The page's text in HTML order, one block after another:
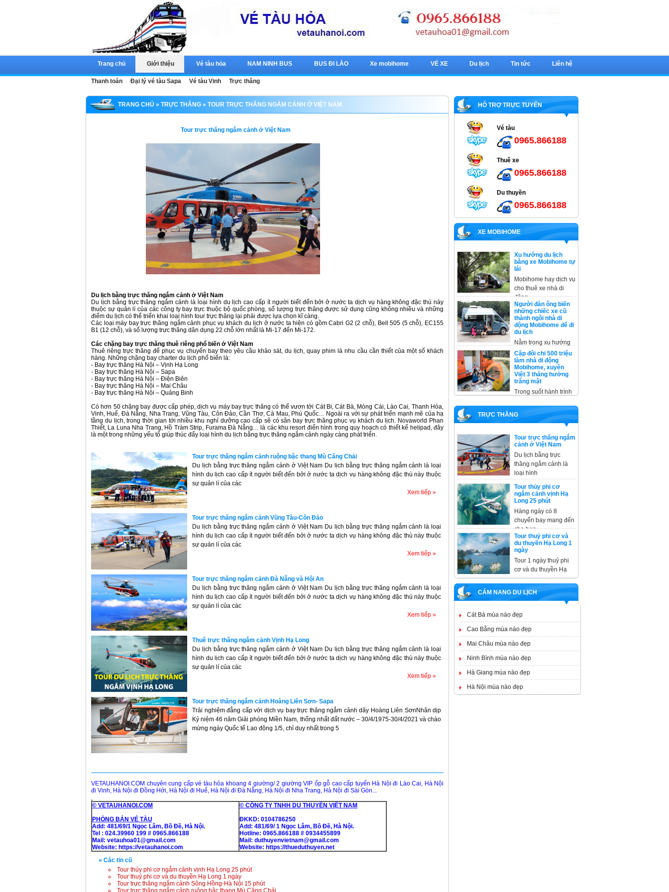
Trang chủ Giới thiệu
Thanh toán Đại lý vé tàu Sapa Vé tàu Vinh Trực thăng
Vé tàu hỏa NAM NINH BUS BUS ĐI LÀO Xe mobihome VÉ XE Du lịch Tin tức Liên hệ
TRANG CHỦ » TRỰC THĂNG » TOUR TRỰC THĂNG NGẮM CẢNH Ở VIỆT NAM
Tour trực thăng ngắm cảnh ở Việt Nam
Du lịch bằng trực thăng ngắm cảnh ở Việt Nam
Du lịch bằng trực thăng ngắm cảnh là loại hình du lịch cao cấp ít người biết đến bởi ở nước ta dịch vụ hàng không đặc thù này
thuộc sự quản lí của các công ty bay trực thuộc bộ quốc phòng, số lượng trực thăng được sử dụng cũng không nhiều và những
điểm du lịch có thể triển khai loại hình tour trực thăng lại phải được lựa chọn kĩ càng.
Các loại máy bay trực thăng ngắm cảnh phục vụ khách du lịch ở nước ta hiện có gồm Cabri G2 (2 chỗ), Bell 505 (5 chỗ), EC155
B1 (12 chỗ), và số lượng trực thăng dân dụng 22 chỗ lớn nhất là Mi-17 đến Mi-172.
Các chặng bay trực thăng thuê riêng phổ biến ở Việt Nam
Thuê riêng trực thăng để phục vụ chuyến bay theo yêu cầu khảo sát, du lịch, quay phim là nhu cầu cần thiết của một số khách
hàng. Những chặng bay charter du lịch phổ biến là:
- Bay trực thăng Hà Nội – Vịnh Hạ Long
- Bay trực thăng Hà Nội – Sapa
- Bay trực thăng Hà Nội – Điện Biên
- Bay trực thăng Hà Nội – Mai Châu
- Bay trực thăng Hà Nội – Quảng Binh
Có hơn 50 chặng bay được cấp phép, dịch vụ máy bay trực thăng có thể vươn tới Cát Bi, Cát Bà, Móng Cái, Lào Cai, Thanh Hóa,
Vinh, Huế, Đà Nẵng, Nha Trang, Vũng Tàu, Côn Đảo, Cần Thơ, Cà Mau, Phú Quốc… Ngoài ra với sự phát triển mạnh mẽ của hạ
tầng du lịch, trong thời gian tới nhiều khu nghỉ dưỡng cao cấp sẽ có sân bay trực thăng phục vụ khách du lịch. Novaworld Phan
Thiết, La Luna Nha Trang, Hồ Tràm Strip, Furama Đà Nẵng… là các khu resort điển hình trong quy hoạch có thiết kế helipad, đây
là một trong những yếu tố giúp thúc đẩy loại hình du lịch bằng trực thăng ngắm cảnh ngày càng phát triển.
Tour trực thăng ngắm cảnh ruộng bậc thang Mù Căng Chải
Du lịch bằng trực thăng ngắm cảnh ở Việt Nam Du lịch bằng trực thăng ngắm cảnh là loại
hình du lịch cao cấp ít người biết đến bởi ở nước ta dịch vụ hàng không đặc thù này thuộc
sự quản lí của các
Xem tiếp »
Tour trực thăng ngắm cảnh Vũng Tàu-Côn Đảo
Du lịch bằng trực thăng ngắm cảnh ở Việt Nam Du lịch bằng trực thăng ngắm cảnh là loại
hình du lịch cao cấp ít người biết đến bởi ở nước ta dịch vụ hàng không đặc thù này thuộc
sự quản lí của các
Xem tiếp »
Tour trực thăng ngắm cảnh Đà Nẵng và Hội An
Du lịch bằng trực thăng ngắm cảnh ở Việt Nam Du lịch bằng trực thăng ngắm cảnh là loại
hình du lịch cao cấp ít người biết đến bởi ở nước ta dịch vụ hàng không đặc thù này thuộc
sự quản lí của các
Xem tiếp »
Thuê trực thăng ngắm cảnh Vịnh Hạ Long
Du lịch bằng trực thăng ngắm cảnh ở Việt Nam Du lịch bằng trực thăng ngắm cảnh là loại
hình du lịch cao cấp ít người biết đến bởi ở nước ta dịch vụ hàng không đặc thù này thuộc
sự quản lí của các
Xem tiếp »
Tour trực thăng ngắm cảnh Hoàng Liên Sơn- Sapa
Trải nghiệm đẳng cấp với dịch vụ bay trực thăng ngắm cảnh dãy Hoàng Liên SơnNhân dịp
Kỷ niệm 46 năm Giải phóng Miền Nam, thống nhất đất nước – 30/4/1975-30/4/2021 và chào
mừng ngày Quốc tế Lao động 1/5, chỉ duy nhất trong 5
VETAUHANOI.COM chuyên cung cấp vé tàu hỏa khoang 4 giường/ 2 giường VIP ốp gỗ cao cấp tuyến Hà Nội đi Lào Cai, Hà Nội
đi Vinh, Hà Nội đi Đồng Hới, Hà Nội đi Huế, Hà Nội đi Đà Nẵng, Hà Nội đi Nha Trang, Hà Nội đi Sài Gòn...
© VETAUHANOI.COM
PHÒNG BÁN VÉ TÀU
Add: 481/69/1 Ngọc Lâm, Bồ Đề, Hà Nội.
Tel : 024.39960 199 # 0965.866188
Mail: vetauhoa01@gmail.com
Website: https://vetauhanoi.com
© CÔNG TY TNHH DU THUYỀN VIỆT NAM
ĐKKD: 0104786250
Add: 481/69/ 1 Ngọc Lâm, Bồ Đề, Hà Nội.
Hotline: 0965.866188 # 0934455899
Mail: duthuyenvietnam@gmail.com
Website: https://thueduthuyen.net
» Các tin cũ
Tour thủy phi cơ ngắm cảnh vịnh Hạ Long 25 phút
Tour thuỷ phi cơ và du thuyền Hạ Long 1 ngày
Tour trực thăng ngắm cảnh Sông Hồng-Hà Nội 15 phút
Tour trực thăng ngắm cảnh ruộng bậc thang Mù Căng Chải
HỖ TRỢ TRỰC TUYẾN
Vé tàu
0965.866188
Thuê xe
0965.866188
Du thuyền
0965.866188
XE MOBIHOME
Xu hướng du lịch
bằng xe Mobihome tự
lái
Mobihome hay dịch vụ
cho thuê xe nhà di
động
Người đàn ông biến
những chiếc xe cũ
thành ngôi nhà di
động Mobihome để đi
du lịch
Nằm trong xu hướng
cải tạo, không thể
không kể
Cặp đôi chi 500 triệu
làm nhà di động
Mobihome, xuyên
Việt 3 tháng hưởng
trăng mật
Trong suốt hành trình
TRỰC THĂNG
Tour trực thăng ngắm
cảnh ở Việt Nam
Du lịch bằng trực
thăng ngắm cảnh là
loại hình
Tour thủy phi cơ
ngắm cảnh vịnh Hạ
Long 25 phút
Hàng ngày có 8
chuyến bay mang đến
cho bạn
Tour thuỷ phi cơ và
du thuyền Hạ Long 1
ngày
Tour 1 ngày thuỷ phi
cơ và du thuyền Hạ
CẨM NANG DU LỊCH
Cát Bà mùa nào đẹp
Cao Bằng mùa nào đẹp
Mai Châu mùa nào đẹp
Ninh Bình mùa nào đẹp
Hà Giang mùa nào đẹp
Hà Nội mùa nào đẹp